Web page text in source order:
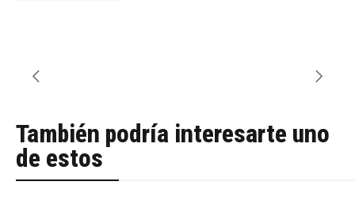
También podría interesarte uno
de estos